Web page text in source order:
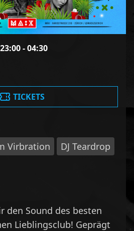
- 04:30
TICKETS
Virbration DJ Teardrop
den Sound des besten
Lieblingsclub! Geprägt